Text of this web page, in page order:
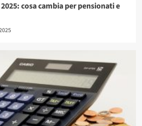
cosa cambia per pensionati e